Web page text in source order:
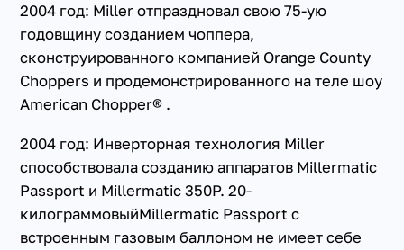
2004 год: Miller отпраздновал свою 75-ую
годовщину созданием чоппера,
сконструированного компанией Orange County
Choppers и продемонстрированного на теле шоу
American Chopper® .
2004 год: Инверторная технология Miller
способствовала созданию аппаратов Millermatic
Passport и Millermatic 350P. 20-
килограммовыйMillermatic Passport с
встроенным газовым баллоном не имеет себе